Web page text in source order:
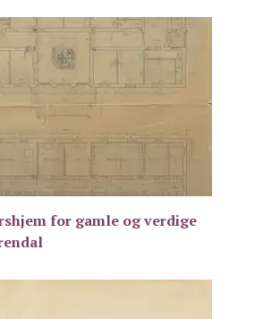
for gamle og verdige